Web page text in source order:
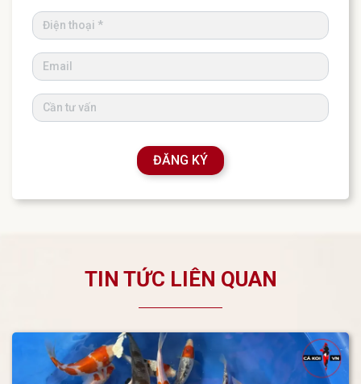
ĐĂNG KÝ
TIN TỨC LIÊN QUAN